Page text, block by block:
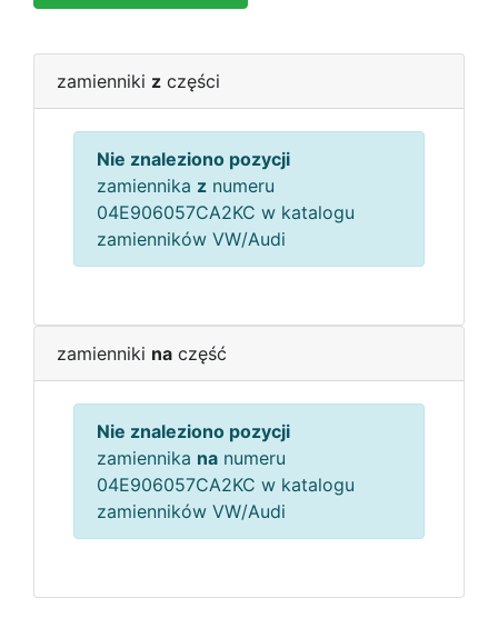
zamienniki z części
Nie znaleziono pozycji
zamiennika z numeru
04E906057CA2KC w katalogu
zamienników VW/Audi
zamienniki na część
Nie znaleziono pozycji
zamiennika na numeru
04E906057CA2KC w katalogu
zamienników VW/Audi